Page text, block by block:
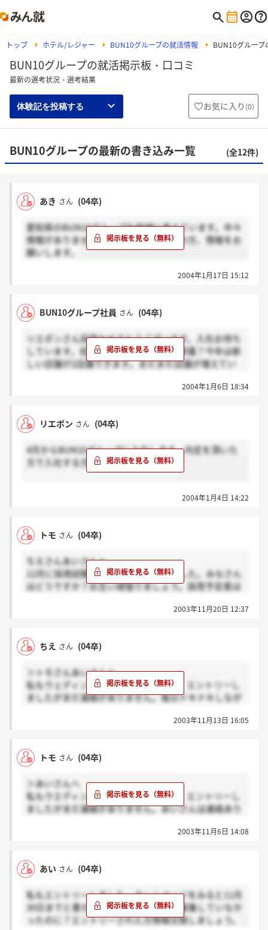
トップ ホテル/レジャー BUN10グループの就活情報 BUN10グループ
BUN10グループの就活掲示板・口コミ
最新の選考状況・選考結果
体験記を投稿する お気に入り (0)
BUN10グループの最新の書き込み一覧 (全12件)
あき さん (04卒)
愛知県のBUN10グループを候補に考えています。中々
情報がありません。この会社をご存知の方、情報をお
願いします。
2004年1月17日 15:12
BUN10グループ社員 さん (04卒)
リエポンさん採用おめでとうございます。入社お待ち
しています。冠婚ですか？それともお葬儀？今年は新
しい店舗が2店舗できます。まだまだ店舗が増えてい
れば評価も上がります。現実に20代でマネージャーの
2004年1月6日 18:34
リエポン さん (04卒)
4月からBUN10グループに入社します。内定を頂いた
方で入社する方情報交換しましょう。
2004年1月4日 14:22
トモ さん (04卒)
ちえさんあいさんへ
12月に採用試験が行われる案内がきました。みなさん
はどうですか？お互い頑張りましょう。採用予定者は
2003年11月20日 12:37
ちえ さん (04卒)
＞トモさんあいさんへ
私もウェディングプランナー希望です。エントリーし
ましたがまだ連絡がありません。毎日ドキドキしなが
2003年11月13日 16:05
トモ さん (04卒)
＞あいさんへ
私もウエディングプランナー希望です。エントリーし
ましたがまだ連絡がありません。あいさんは連絡あり
2003年11月6日 14:08
あい さん (04卒)
私もエントリーしました。ホームページをみると11月
30日までと書かれていました。以前は募集していなか
ったのに？エントリーされた方情報交換しましょう。